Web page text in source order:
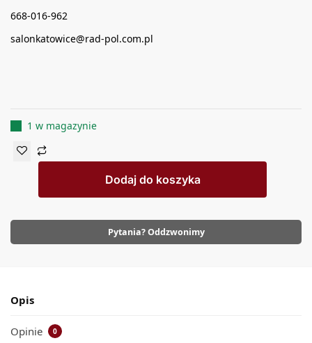
668-016-962
salonkatowice@rad-pol.com.pl
1 w magazynie
Dodaj do koszyka
Pytania? Oddzwonimy
Opis
Opinie 0